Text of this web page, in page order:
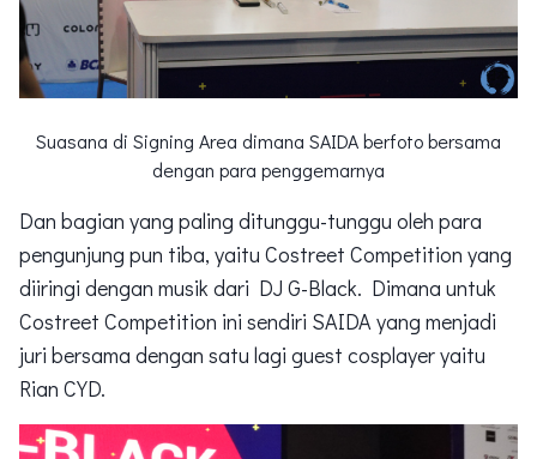
Suasana di Signing Area dimana SAIDA berfoto bersama
dengan para penggemarnya
Dan bagian yang paling ditunggu-tunggu oleh para
pengunjung pun tiba, yaitu Costreet Competition yang
diiringi dengan musik dari DJ G-Black. Dimana untuk
Costreet Competition ini sendiri SAIDA yang menjadi
juri bersama dengan satu lagi guest cosplayer yaitu
Rian CYD.